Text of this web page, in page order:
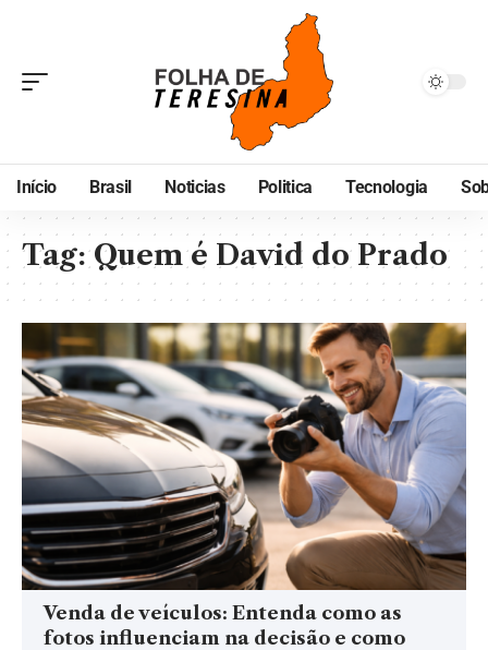
Início Brasil Noticias Politica Tecnologia
Tag:Quem é David do Prado
Venda de veículos: Entenda como as
fotos influenciam na decisão e como